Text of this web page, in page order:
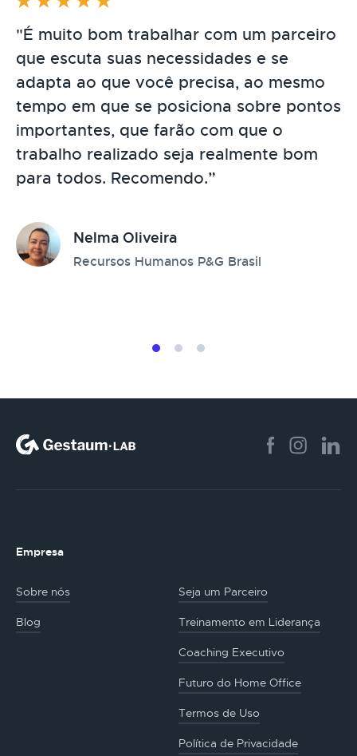
"É muito bom trabalhar com um parceiro
que escuta suas necessidades e se
adapta ao que você precisa, ao mesmo
tempo em que se posiciona sobre pontos
importantes, que farão com que o
trabalho realizado seja realmente bom
para todos. Recomendo.”
Nelma Oliveira
Recursos Humanos P&G Brasil
"Com excelência e praticidade, a
Gestaum Lab nos ajudou a entender a
importância das técnicas de gestão de
pessoas e seus impactos na nossa
performance, orientando o corpo
diretivo sobre o enfrentamento dos
desafios da empresa.”
Rafael Vicchini
Diretor, Fundação ELOS
"Conseguimos dar cadência a um
processo muito importante: o
desenvolvimento do empreendedor.
Através da metodologia de
acompanhamento, obtivemos diretrizes
mais claras, com as quais podemos atuar
melhor, pois esse era o nosso grande
Natália Ferreira
Empresa
Sobre nós Seja um Parceiro
Blog Treinamento em Liderança
Coaching Executivo
Futuro do Home Office
Termos de Uso
Política de Privacidade